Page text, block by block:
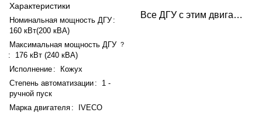
Характеристики
Номинальная мощность ДГУ :
160 кВт(200 кВА)
Максимальная мощность ДГУ ?
:
176 кВт (240 кВА)
Исполнение :
Кожух
Степень автоматизации :
1 -
ручной пуск
Марка двигателя :
IVECO
Все ДГУ с этим двигателем